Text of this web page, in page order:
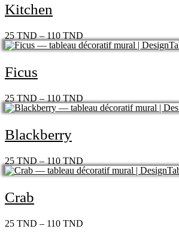
Kitchen
25TND–110TND
Ficus
25TND–110TND
Blackberry
25TND–110TND
Crab
25 TND – 110 TND